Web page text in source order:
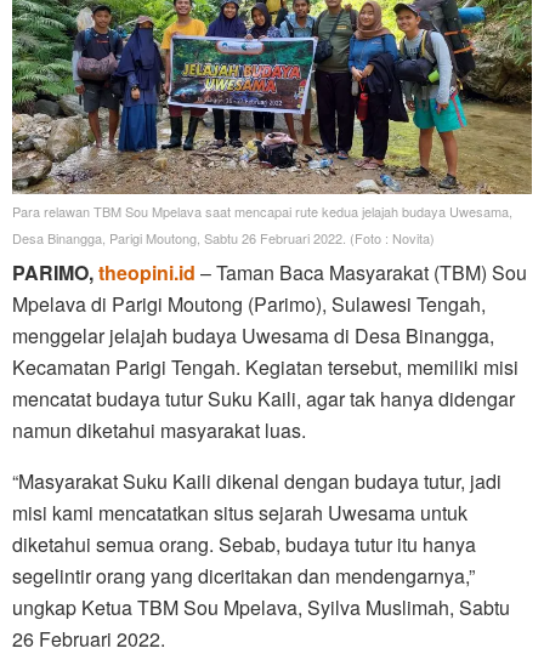
Para relawan TBM Sou Mpelava saat mencapai rute kedua jelajah budaya Uwesama,
Desa Binangga, Parigi Moutong, Sabtu 26 Februari 2022. (Foto : Novita)
PARIMO,theopini.id – Taman Baca Masyarakat (TBM) Sou
Mpelava di Parigi Moutong (Parimo), Sulawesi Tengah,
menggelar jelajah budaya Uwesama di Desa Binangga,
Kecamatan Parigi Tengah. Kegiatan tersebut, memiliki misi
mencatat budaya tutur Suku Kaili, agar tak hanya didengar
namun diketahui masyarakat luas.
“Masyarakat Suku Kaili dikenal dengan budaya tutur, jadi
misi kami mencatatkan situs sejarah Uwesama untuk
diketahui semua orang. Sebab, budaya tutur itu hanya
segelintir orang yang diceritakan dan mendengarnya,”
ungkap Ketua TBM Sou Mpelava, Syilva Muslimah, Sabtu
26 Februari 2022.